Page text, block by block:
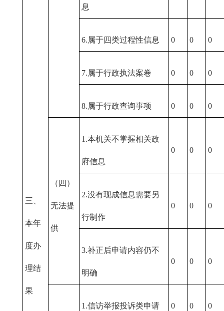
三、
本年
度办
理结
果
息
6.属于四类过程性信息 0 0 0
7.属于行政执法案卷 0 0 0
8.属于行政查询事项 0 0 0
（四）
无法提
供
1.本机关不掌握相关政
府信息
0 0 0
2.没有现成信息需要另
行制作
0 0 0
3.补正后申请内容仍不
明确
0 0 0
1.信访举报投诉类申请 0 0 0